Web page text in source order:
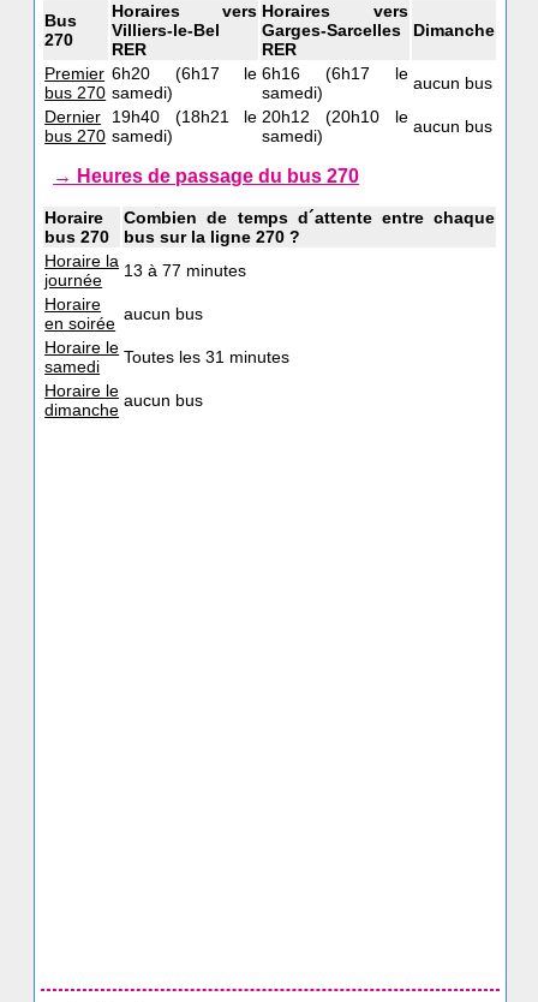
Bus
270
Horaires vers
Villiers-le-Bel
RER
Horaires vers
Garges-Sarcelles
RER
Dimanche
Premier
bus 270
6h20 (6h17 le
samedi)
6h16 (6h17 le
samedi)
aucun bus
Dernier
bus 270
19h40 (18h21 le
samedi)
20h12 (20h10 le
samedi)
aucun bus
→ Heures de passage du bus 270
Horaire
bus 270
Combien de temps d´attente entre chaque
bus sur la ligne 270 ?
Horaire la
journée
13 à 77 minutes
Horaire
en soirée aucun bus
Horaire le
samedi
Toutes les 31 minutes
Horaire le
dimanche aucun bus